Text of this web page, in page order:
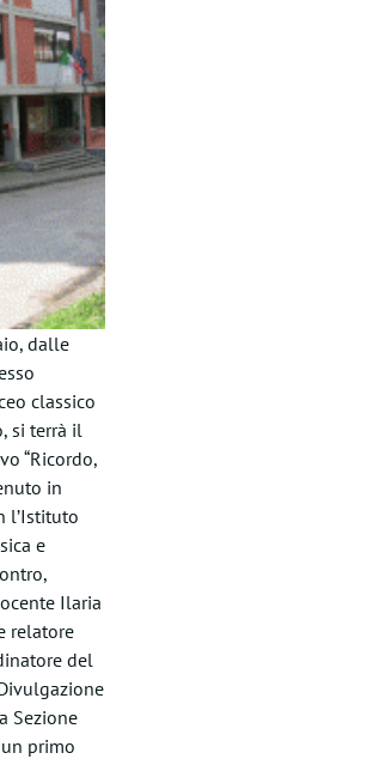
dalle
classico
si terrà il
“Ricordo,
in
l’Istituto
e
Ilaria
relatore
del
Sezione
primo